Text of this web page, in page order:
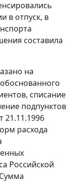
в отпуск, в
составила
на
списание
подпунктов
21.11.1996
расхода
Российской